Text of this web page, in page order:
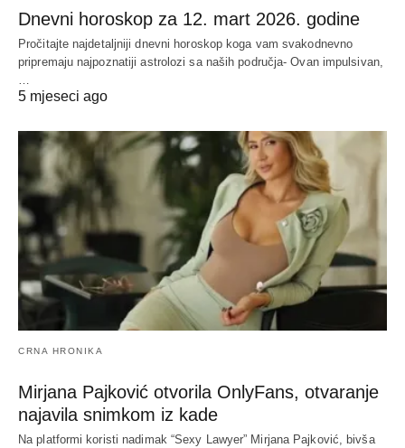
Dnevni horoskop za 12. mart 2026. godine
Pročitajte najdetaljniji dnevni horoskop koga vam svakodnevno
pripremaju najpoznatiji astrolozi sa naših područja- Ovan impulsivan,
5 mjeseci ago
CRNA HRONIKA
Mirjana Pajković otvorila OnlyFans, otvaranje
najavila snimkom iz kade
Na platformi koristi nadimak “Sexy Lawyer” Mirjana Pajković, bivša